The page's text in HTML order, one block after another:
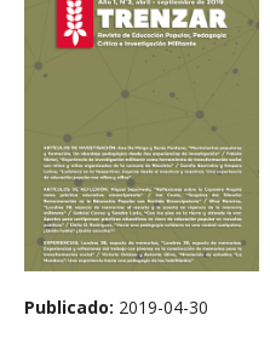
Publicado: 2019-04-30